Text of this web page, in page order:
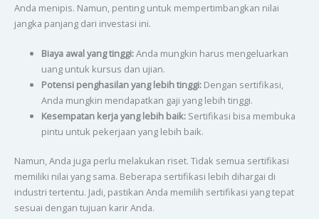
Anda menipis. Namun, penting untuk mempertimbangkan nilai
jangka panjang dari investasi ini.
Biaya awal yang tinggi:Anda mungkin harus mengeluarkan
uang untuk kursus dan ujian.
Potensi penghasilan yang lebih tinggi:Dengan sertifikasi,
Anda mungkin mendapatkan gaji yang lebih tinggi.
Kesempatan kerja yang lebih baik:Sertifikasi bisa membuka
pintu untuk pekerjaan yang lebih baik.
Namun, Anda juga perlu melakukan riset. Tidak semua sertifikasi
memiliki nilai yang sama. Beberapa sertifikasi lebih dihargai di
industri tertentu. Jadi, pastikan Anda memilih sertifikasi yang tepat
sesuai dengan tujuan karir Anda.